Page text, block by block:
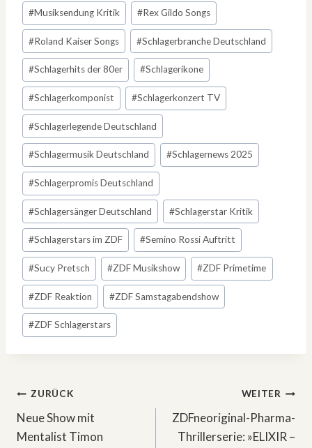
#Musiksendung Kritik #Rex Gildo Songs
#Roland Kaiser Songs #Schlagerbranche Deutschland
#Schlagerhits der 80er #Schlagerikone
#Schlagerkomponist #Schlagerkonzert TV
#Schlagerlegende Deutschland
#Schlagermusik Deutschland #Schlagernews 2025
#Schlagerpromis Deutschland
#Schlagersänger Deutschland #Schlagerstar Kritik
#Schlagerstars im ZDF #Semino Rossi Auftritt
#Sucy Pretsch #ZDF Musikshow #ZDF Primetime
#ZDF Reaktion #ZDF Samstagabendshow
#ZDF Schlagerstars
Beitragsnavigation
ZURÜCK
Neue Show mit
Mentalist Timon
WEITER
ZDFneoriginal-Pharma-
Thrillerserie: »ELIXIR –